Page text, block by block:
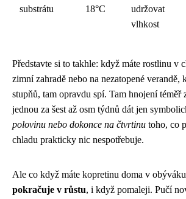
substrátu
18°C
udržovat
vlhkost
Představte si to takhle: když máte rostlinu v
zimní zahradě nebo na nezatopené verandě,
stupňů, tam opravdu spí. Tam hnojení téměř
jednou za šest až osm týdnů dát jen
polovinu nebo dokonce na čtvrtinu toho, co
chladu prakticky nic nespotřebuje.
Ale co když máte kopretinu doma v
pokračuje v růstu, i když pomaleji. Pučí